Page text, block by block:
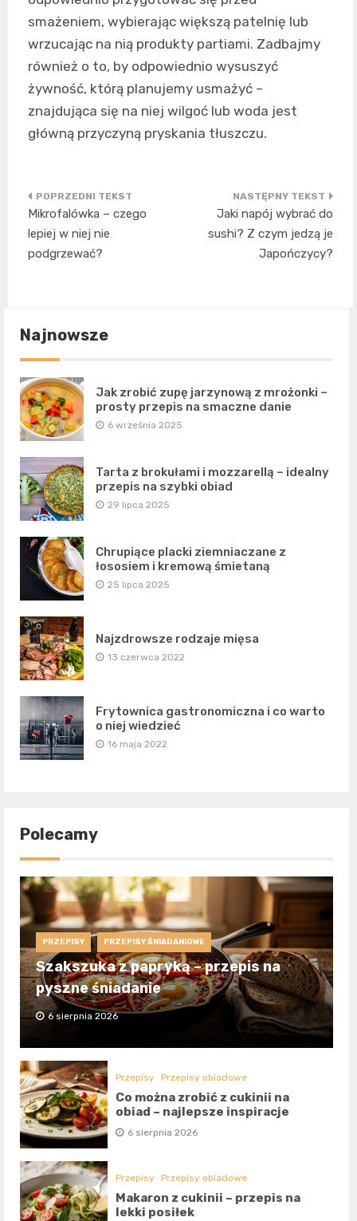
smażeniem, wybierając większą patelnię lub
wrzucając na nią produkty partiami. Zadbajmy
również o to, by odpowiednio wysuszyć
żywność, którą planujemy usmażyć –
znajdująca się na niej wilgoć lub woda jest
główną przyczyną pryskania tłuszczu.
Nawigacja
wpisu
Mikrofalówka – czego
lepiej w niej nie
podgrzewać?
Jaki napój wybrać do
sushi? Z czym jedzą je
Japończycy?
Najnowsze
Jak zrobić zupę jarzynową z mrożonki –
prosty przepis na smaczne danie
6 września 2025
Tarta z brokułami i mozzarellą – idealny
przepis na szybki obiad
29 lipca 2025
Chrupiące placki ziemniaczane z
łososiem i kremową śmietaną
25 lipca 2025
Najzdrowsze rodzaje mięsa
13 czerwca 2022
Frytownica gastronomiczna i co warto
o niej wiedzieć
16 maja 2022
Polecamy
PRZEPISY PRZEPISY ŚNIADANIOWE
Szakszuka z papryką – przepis na
pyszne śniadanie
6 sierpnia 2026
Przepisy Przepisy obiadowe
Co można zrobić z cukinii na
obiad – najlepsze inspiracje
6 sierpnia 2026
Przepisy Przepisy obiadowe
Makaron z cukinii – przepis na
lekki posiłek